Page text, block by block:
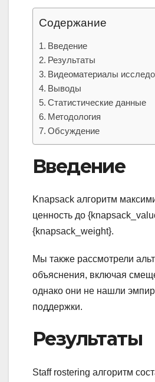
Содержание
Введение
Результаты
Видеоматериалы
Выводы
Статистические данные
Методология
Обсуждение
Введение
Knapsack алгоритм
ценность до
{knapsack_weight}.
Мы также рассмотрели
объяснения, включая
однако они не нашли
поддержки.
Результаты
Staff rostering алгоритм